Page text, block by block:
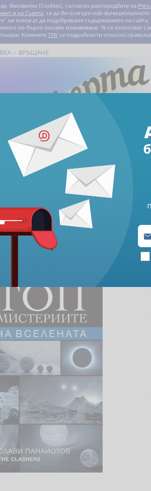
бисквитки (Cookies), съгласно разпоредбите на
и на Съвета, за да Ви осигури най-
ни помагат да подобряваме съдържанието на сайта,
по-бързо онлайн изживяване. Те се използват
Кликнете ТУК за подробности относно
ВРЪЩАНЕ
Намаления Абонирайте
Свободно време
на